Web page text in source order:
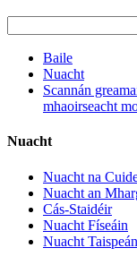
Baile
Nuacht
Scannán
mhaoirseacht
Nuacht
Nuacht na
Nuacht an
Cás-Staidéir
Nuacht Físeáin
Nuacht